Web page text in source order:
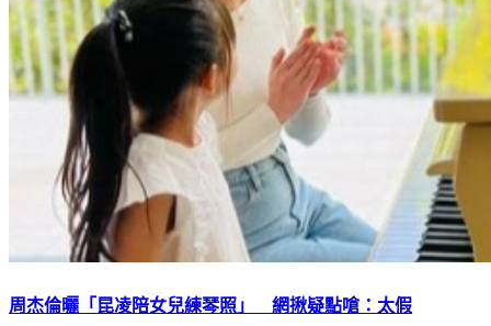
周杰倫曬「昆凌陪女兒練琴照」 網揪疑點嗆：太假